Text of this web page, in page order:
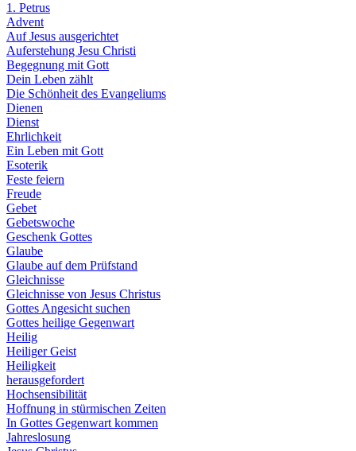
1. Petrus
Advent
Auf Jesus ausgerichtet
Auferstehung Jesu Christi
Begegnung mit Gott
Dein Leben zählt
Die Schönheit des Evangeliums
Dienen
Dienst
Ehrlichkeit
Ein Leben mit Gott
Esoterik
Feste feiern
Freude
Gebet
Gebetswoche
Geschenk Gottes
Glaube
Glaube auf dem Prüfstand
Gleichnisse
Gleichnisse von Jesus Christus
Gottes Angesicht suchen
Gottes heilige Gegenwart
Heilig
Heiliger Geist
Heiligkeit
herausgefordert
Hochsensibilität
Hoffnung in stürmischen Zeiten
In Gottes Gegenwart kommen
Jahreslosung